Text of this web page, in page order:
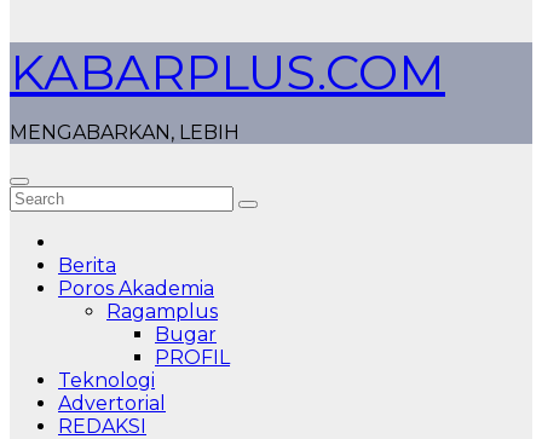
KABARPLUS.COM
MENGABARKAN, LEBIH
Berita
Poros Akademia
Ragamplus
Bugar
PROFIL
Teknologi
Advertorial
REDAKSI